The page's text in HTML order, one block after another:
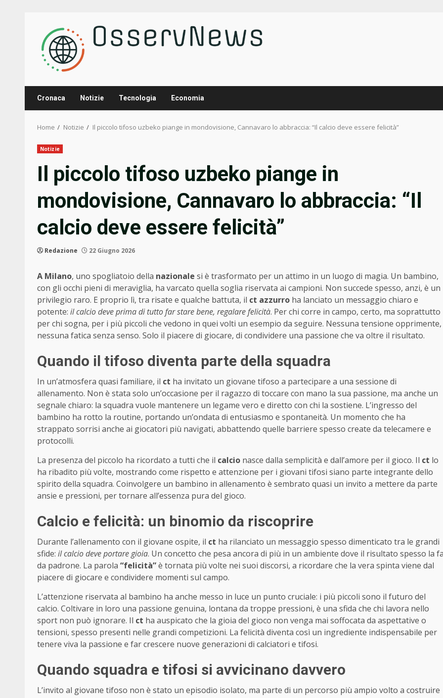
content
Cronaca Notizie Tecnologia Economia
Home Notizie Il piccolo tifoso uzbeko piange in mondovisione, Cannavaro lo abbraccia: “Il calcio deve essere felicità”
Notizie
Il piccolo tifoso uzbeko piange in
mondovisione, Cannavaro lo abbraccia: “Il
calcio deve essere felicità”
Redazione 22 Giugno 2026
A Milano, uno spogliatoio della nazionale si è trasformato per un attimo in un luogo di magia. Un bambino,
con gli occhi pieni di meraviglia, ha varcato quella soglia riservata ai campioni. Non succede spesso, anzi, è un
privilegio raro. E proprio lì, tra risate e qualche battuta, il ct azzurro ha lanciato un messaggio chiaro e
potente: il calcio deve prima di tutto far stare bene, regalare felicità. Per chi corre in campo, certo, ma soprattutto
per chi sogna, per i più piccoli che vedono in quei volti un esempio da seguire. Nessuna tensione opprimente,
nessuna fatica senza senso. Solo il piacere di giocare, di condividere una passione che va oltre il risultato.
Quando il tifoso diventa parte della squadra
In un’atmosfera quasi familiare, il ct ha invitato un giovane tifoso a partecipare a una sessione di
allenamento. Non è stata solo un’occasione per il ragazzo di toccare con mano la sua passione, ma anche un
segnale chiaro: la squadra vuole mantenere un legame vero e diretto con chi la sostiene. L’ingresso del
bambino ha rotto la routine, portando un’ondata di entusiasmo e spontaneità. Un momento che ha
strappato sorrisi anche ai giocatori più navigati, abbattendo quelle barriere spesso create da telecamere e
protocolli.
La presenza del piccolo ha ricordato a tutti che il calcio nasce dalla semplicità e dall’amore per il gioco. Il ct lo
ha ribadito più volte, mostrando come rispetto e attenzione per i giovani tifosi siano parte integrante dello
spirito della squadra. Coinvolgere un bambino in allenamento è sembrato quasi un invito a mettere da parte
ansie e pressioni, per tornare all’essenza pura del gioco.
Calcio e felicità: un binomio da riscoprire
Durante l’allenamento con il giovane ospite, il ct ha rilanciato un messaggio spesso dimenticato tra le grandi
sfide: il calcio deve portare gioia. Un concetto che pesa ancora di più in un ambiente dove il risultato spesso la
da padrone. La parola “felicità”è tornata più volte nei suoi discorsi, a ricordare che la vera spinta viene dal
piacere di giocare e condividere momenti sul campo.
L’attenzione riservata al bambino ha anche messo in luce un punto cruciale: i più piccoli sono il futuro del
calcio. Coltivare in loro una passione genuina, lontana da troppe pressioni, è una sfida che chi lavora nello
sport non può ignorare. Il ct ha auspicato che la gioia del gioco non venga mai soffocata da aspettative o
tensioni, spesso presenti nelle grandi competizioni. La felicità diventa così un ingrediente indispensabile per
tenere viva la passione e far crescere nuove generazioni di calciatori e tifosi.
Quando squadra e tifosi si avvicinano davvero
L’invito al giovane tifoso non è stato un episodio isolato, ma parte di un percorso più ampio volto a costruire